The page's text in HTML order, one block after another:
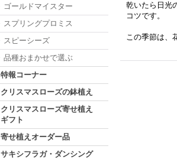
ゴールドマイスター
スプリングプロミス
スピーシーズ
品種おまかせで選ぶ
特報コーナー
クリスマスローズの鉢植え
クリスマスローズ寄せ植え
ギフト
寄せ植えオーダー品
サキシフラガ・ダンシング
乾いたら日光
コツです。
この季節は、